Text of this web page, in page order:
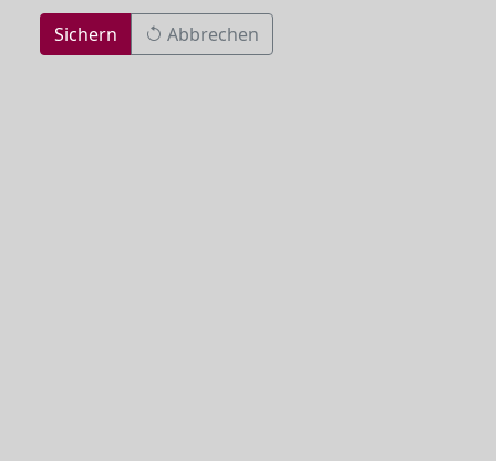
Sichern Abbrechen